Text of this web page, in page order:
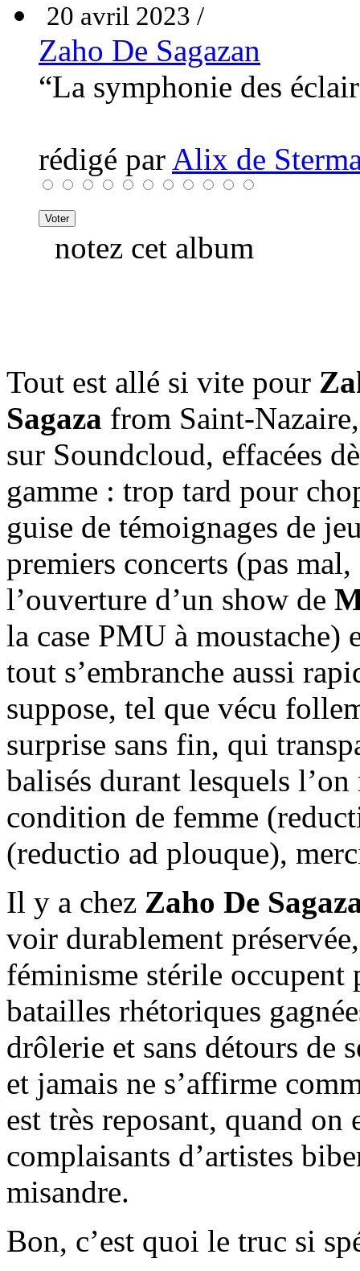
20 avril 2023 /
Zaho De Sagazan
“La symphonie des
rédigé par Alix de
notez cet album
Tout est allé si vite pour
Sagaza from Saint-
sur Soundcloud, effacées
gamme : trop tard pour
guise de témoignages de
premiers concerts (pas
l’ouverture d’un show de
la case PMU à moustache)
tout s’embranche aussi
suppose, tel que vécu
surprise sans fin, qui
balisés durant lesquels
condition de femme
(reductio ad plouque),
Il y a chez Zaho De
voir durablement
féminisme stérile occupent
batailles rhétoriques
drôlerie et sans détours de
et jamais ne s’affirme
est très reposant, quand
complaisants d’artistes
misandre.
Bon, c’est quoi le truc si